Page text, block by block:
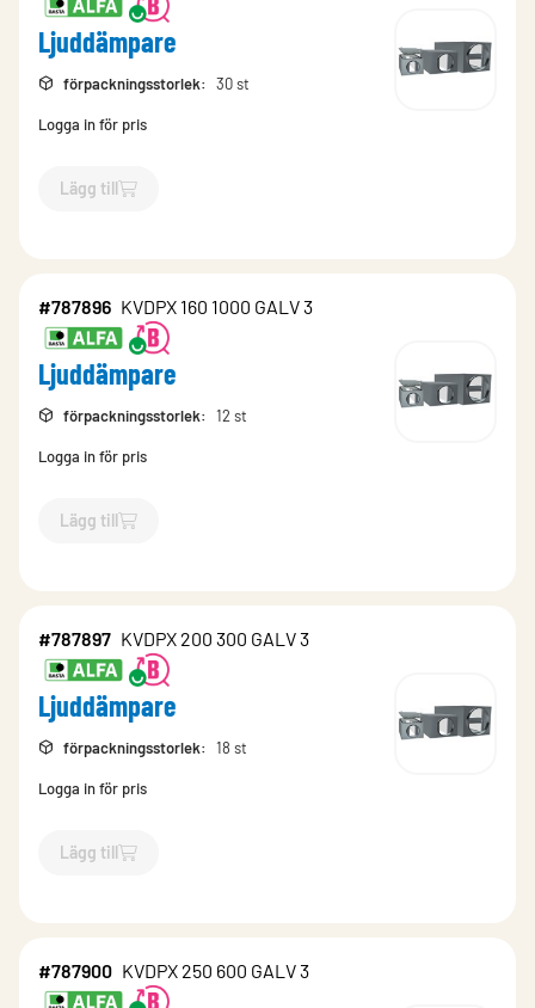
Ljuddämpare
förpackningsstorlek: 30 st
Logga in för pris
Lägg till
`$Lägg till
#787896 KVDPX 160 1000 GALV 3
Ljuddämpare
förpackningsstorlek: 12 st
Logga in för pris
Lägg till
`$Lägg till
#787897 KVDPX 200 300 GALV 3
Ljuddämpare
förpackningsstorlek: 18 st
Logga in för pris
Lägg till
`$Lägg till
#787900 KVDPX 250 600 GALV 3